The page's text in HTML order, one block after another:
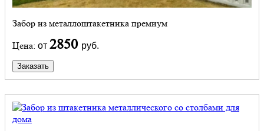
Забор из металлоштакетника премиум
Цена: от 2850 руб.
Заказать